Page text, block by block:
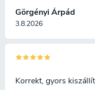
Görgényi Árpád
3.8.2026
Korrekt, gyors